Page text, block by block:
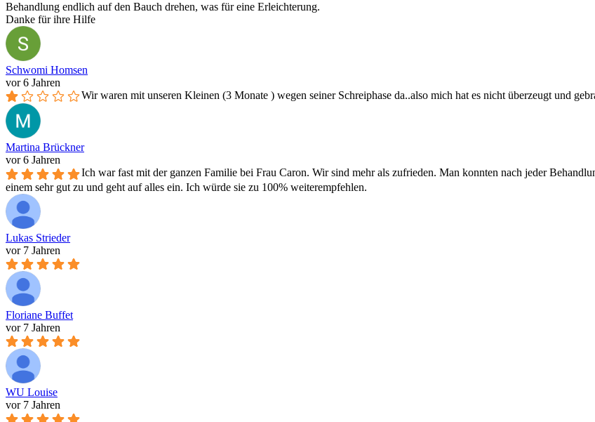
Behandlung endlich auf den Bauch drehen, was für eine Erleichterung.
Danke für ihre Hilfe
Schwomi Homsen
vor 6 Jahren
Wir waren mit unseren Kleinen (3 Monate ) wegen seiner Schreiphase da..also mich hat es nicht überzeugt und
Martina Brückner
vor 6 Jahren
Ich war fast mit der ganzen Familie bei Frau Caron. Wir sind mehr als zufrieden. Man konnten nach jeder
einem sehr gut zu und geht auf alles ein. Ich würde sie zu 100% weiterempfehlen.
Lukas Strieder
vor 7 Jahren
Floriane Buffet
vor 7 Jahren
WU Louise
vor 7 Jahren